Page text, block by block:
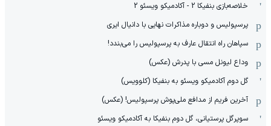
خلاصه‌بازی بنفیکا 2 - آکادمیکو ویسئو 2
پرسپولیس و دوباره مذاکرات نهایی با دانیال ایری
سپاهان راه انتقال عارف به پرسپولیس را می‌بندد!
وداع لیونل مسی با پدرش (عکس)
گل دوم آکادمیکو ویسئو به بنفیکا (کلوویس)
آخرین فریم از مدافع ملی‌پوش پرسپولیس! (عکس)
سوپرگل پرستیانی، گل دوم بنفیکا به آکادمیکو ویسئو